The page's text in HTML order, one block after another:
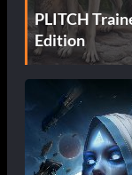
PLITCH
Edition